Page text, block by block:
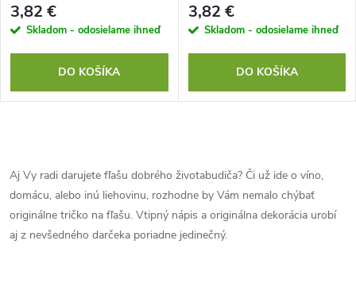
3,82 €
Skladom - odosielame ihneď
DO KOŠÍKA
3,82 €
Skladom - odosielame ihneď
DO KOŠÍKA
v
l
á
Aj Vy radi darujete fľašu dobrého životabudiča? Či už ide o víno,
domácu, alebo inú liehovinu, rozhodne by Vám nemalo chýbať
originálne tričko na fľašu. Vtipný nápis a originálna dekorácia urobí
aj z nevšedného darčeka poriadne jedinečný.